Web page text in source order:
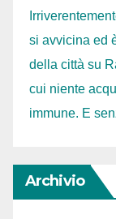
si avvicina ed
della città su
cui niente
immune. E
Archivio